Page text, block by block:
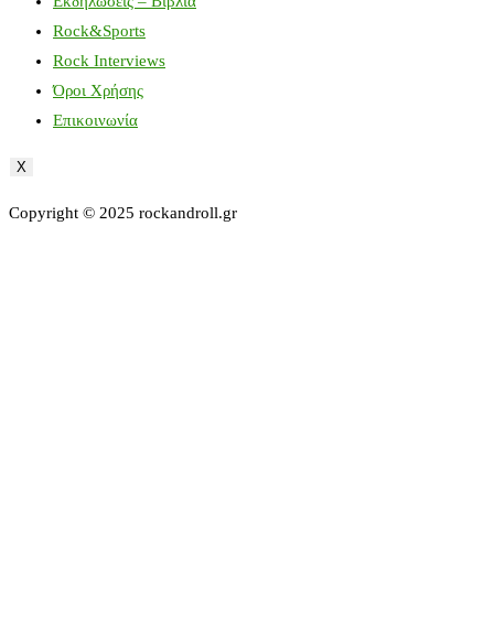
Rock&Sports
Rock Interviews
Όροι Χρήσης
Επικοινωνία
X
Copyright © 2025 rockandroll.gr